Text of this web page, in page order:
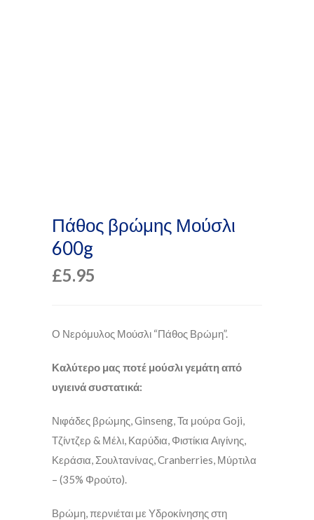
Πάθος βρώμης Μούσλι
600g
£5.95
Ο Νερόμυλος Μούσλι “Πάθος Βρώμη”.
Καλύτερο μας ποτέ μούσλι γεμάτη από
υγιεινά συστατικά:
Νιφάδες βρώμης, Ginseng, Τα μούρα Goji,
Τζίντζερ & Μέλι, Καρύδια, Φιστίκια Αιγίνης,
Κεράσια, Σουλτανίνας, Cranberries, Μύρτιλα
– (35% Φρούτο).
Βρώμη, περνιέται με Υδροκίνησης στη